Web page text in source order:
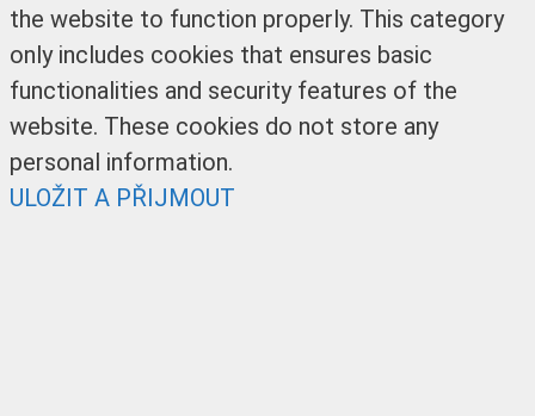
the website to function properly. This category
only includes cookies that ensures basic
functionalities and security features of the
website. These cookies do not store any
personal information.
ULOŽIT A PŘIJMOUT